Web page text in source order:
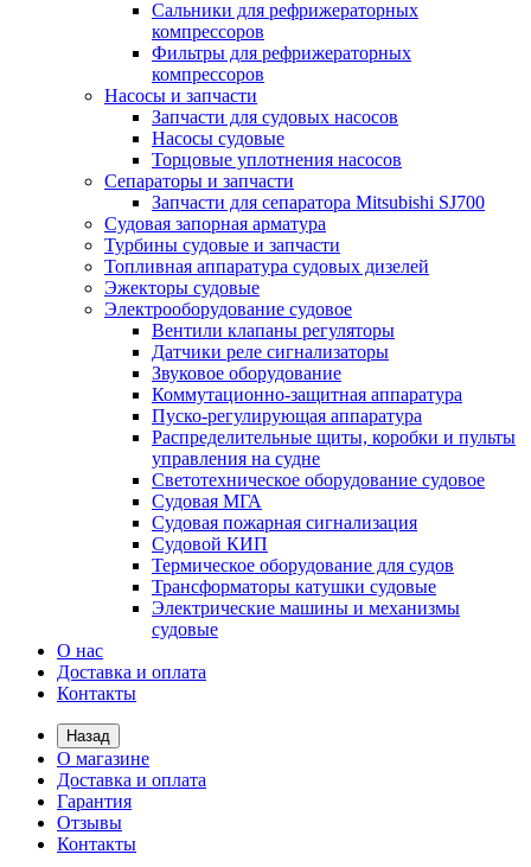
Сальники для рефрижераторных
компрессоров
Фильтры для рефрижераторных
компрессоров
Насосы и запчасти
Запчасти для судовых насосов
Насосы судовые
Торцовые уплотнения насосов
Сепараторы и запчасти
Запчасти для сепаратора Mitsubishi SJ700
Судовая запорная арматура
Турбины судовые и запчасти
Топливная аппаратура судовых дизелей
Эжекторы судовые
Электрооборудование судовое
Вентили клапаны регуляторы
Датчики реле сигнализаторы
Звуковое оборудование
Коммутационно-защитная аппаратура
Пуско-регулирующая аппаратура
Распределительные щиты, коробки и пульты
управления на судне
Светотехническое оборудование судовое
Судовая МГА
Судовая пожарная сигнализация
Судовой КИП
Термическое оборудование для судов
Трансформаторы катушки судовые
Электрические машины и механизмы
судовые
О нас
Доставка и оплата
Контакты
Назад
О магазине
Доставка и оплата
Гарантия
Отзывы
Контакты